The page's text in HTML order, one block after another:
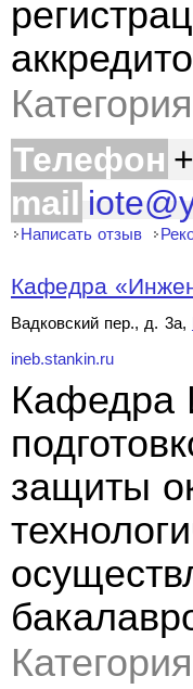
Телефон
mail
Написать отзыв
Кафедра
Вадковский пер., д. 3а,
ineb.stankin.ru
Кафедра
защиты